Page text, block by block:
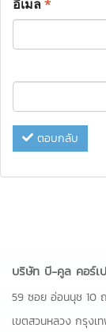
อีเมล*
ตอบกลับ
บริษัท บี-คูล คอร์เ
59 ซอย อ่อนนุช 10
เขตสวนหลวง กรุงเ